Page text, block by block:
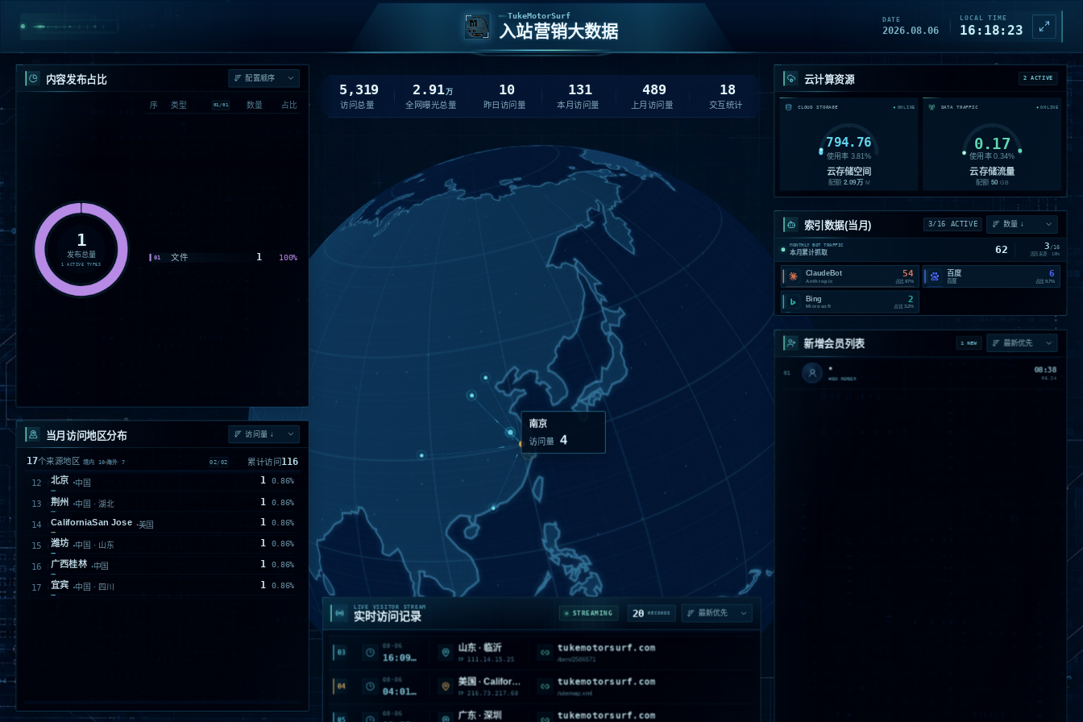
TukeMotorSurf
入站营销大数据
DATE
2026.08.06
LOCAL TIME
16:18:25
阳泉
访问量 2
内容发布占比
1
发布总量
1 ACTIVE TYPES
序 类型 01 /01 数量 占比
01 文件 1 100%
当月访问地区分布
17个来源地区 境内 10 海外 7 01/02 累计访问 116
Monrovia
Île 法国 18 15.52%
南京 中国 · 江苏 12 10.34%
阳泉 中国 · 山西 8 6.9%
Georgia0 美国 7 6.03%
SaxonyFalkenstein 4 3.45%
5,319
访问总量
2.91万
全网曝光总量
10
昨日访问量
131
本月访问量
489
上月访问量
18
交互统计
云计算资源 2 ACTIVE
CLOUD STORAGE ONLINE
794.76
使用率 3.81%
云存储空间
配额 2.09万 M
DATA TRAFFIC ONLINE
0.17
使用率0.34%
云存储流量
配额 50 GB
索引数据(当月) 3/16 ACTIVE
MONTHLY BOT TRAFFIC
本月累计抓取 62 3 /16
活跃来源 · 19%
ClaudeBot
Anthropic
54
占比87%
百度
百度
6
占比9.7%
Bing
Microsoft
2
占比3.2%
新增会员列表 1 NEW
01 *
NEW MEMBER
08:38
06.24
LIVE VISITOR STREAM
实时访问记录 STREAMING 20 RECORDS
08-06 山西 · 阳泉 tukemotorsurf.com
/item/2586539
18:07:54
浙江 · 台州 tukemotorsurf.com
/item/2582825
08-06
16:09:54
tukemotorsurf.com
08-06
04:01:29
美国 · California · Monrovia tukemotorsurf.com
08-06
03:35:00
广东 · 深圳 tukemotorsurf.com